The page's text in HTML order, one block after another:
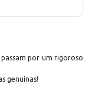
por um rigoroso
genuínas!